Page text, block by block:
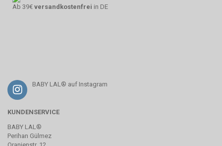
Ab 39€ versandkostenfrei in DE
BABY LAL® auf Instagram
KUNDENSERVICE
BABY LAL®
Perihan Gülmez